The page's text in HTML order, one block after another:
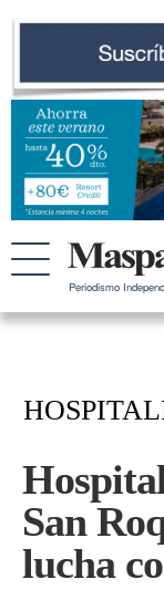
Periodismo
San
lucha